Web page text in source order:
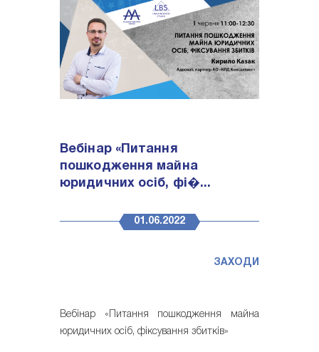
Вебінар «Питання
пошкодження майна
юридичних осіб, фі�...
01.06.2022
ЗАХОДИ
Вебінар «Питання пошкодження майна
юридичних осіб, фіксування збитків»